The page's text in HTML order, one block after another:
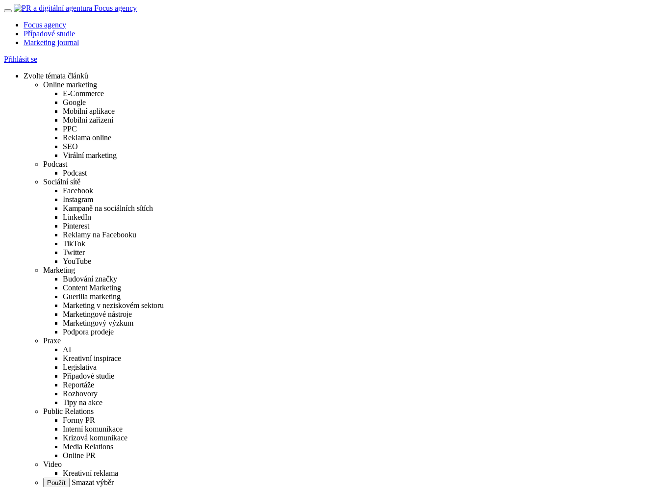
Focus agency
Případové studie
Marketing journal
Přihlásit se
Zvolte témata článků
Online marketing
E-Commerce
Google
Mobilní aplikace
Mobilní zařízení
PPC
Reklama online
SEO
Virální marketing
Podcast
Podcast
Sociální sítě
Facebook
Instagram
Kampaně na sociálních sítích
LinkedIn
Pinterest
Reklamy na Facebooku
TikTok
Twitter
YouTube
Marketing
Budování značky
Content Marketing
Guerilla marketing
Marketing v neziskovém sektoru
Marketingové nástroje
Marketingový výzkum
Podpora prodeje
Praxe
AI
Kreativní inspirace
Legislativa
Případové studie
Reportáže
Rozhovory
Tipy na akce
Public Relations
Formy PR
Interní komunikace
Krizová komunikace
Media Relations
Online PR
Video
Kreativní reklama
Smazat výběr